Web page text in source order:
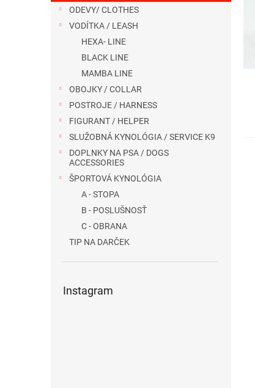
ODEVY/ CLOTHES
VODÍTKA / LEASH
HEXA- LINE
BLACK LINE
MAMBA LINE
OBOJKY / COLLAR
POSTROJE / HARNESS
FIGURANT / HELPER
SLUŽOBNÁ KYNOLÓGIA / SERVICE K9
DOPLNKY NA PSA / DOGS
ACCESSORIES
ŠPORTOVÁ KYNOLÓGIA
A - STOPA
B - POSLUŠNOSŤ
C - OBRANA
TIP NA DARČEK
Instagram